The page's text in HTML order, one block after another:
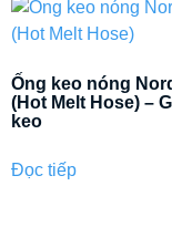
Ống keo nóng
(Hot Melt Hose) –
keo
Đọc tiếp